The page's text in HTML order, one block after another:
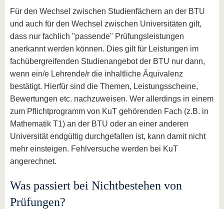
Für den Wechsel zwischen Studienfächern an der BTU
und auch für den Wechsel zwischen Universitäten gilt,
dass nur fachlich "passende" Prüfungsleistungen
anerkannt werden können. Dies gilt für Leistungen im
fachübergreifenden Studienangebot der BTU nur dann,
wenn ein/e Lehrende/r die inhaltliche Äquivalenz
bestätigt. Hierfür sind die Themen, Leistungsscheine,
Bewertungen etc. nachzuweisen. Wer allerdings in einem
zum Pflichtprogramm von KuT gehörenden Fach (z.B. in
Mathematik T1) an der BTU oder an einer anderen
Universität endgültig durchgefallen ist, kann damit nicht
mehr einsteigen. Fehlversuche werden bei KuT
angerechnet.
Was passiert bei Nichtbestehen von
Prüfungen?